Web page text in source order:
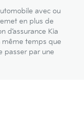
avec ou
en plus de
d’assurance Kia
même temps que
passer par une